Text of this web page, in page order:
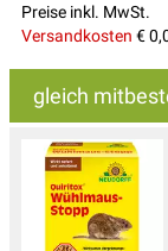
Preise inkl. MwSt.
Versandkosten €
gleich